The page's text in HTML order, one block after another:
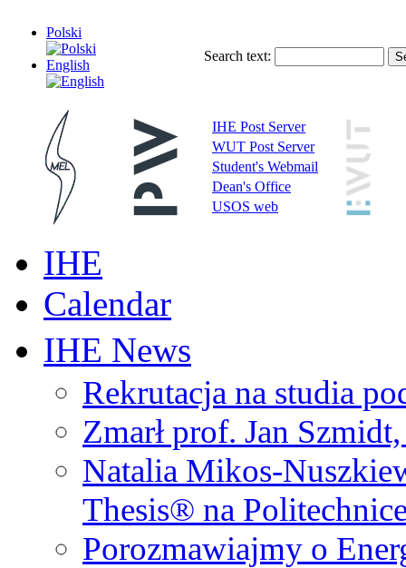
Polski
English
Search text:
IHE Post Server
WUT Post Server
Student's Webmail
Dean's Office
USOS web
IHE
Calendar
IHE News
Rekrutacja na studia
Zmarł prof. Jan
Natalia Mikos-
Thesis® na
Porozmawiajmy o